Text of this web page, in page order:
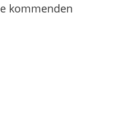
kommenden